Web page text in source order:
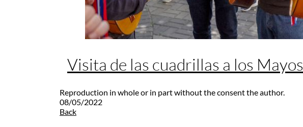
Visita de las cuadrillas a los Mayos
Reproduction in whole or in part without the consent the author.
08/05/2022
Back